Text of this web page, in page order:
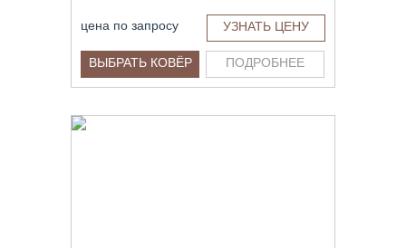
цена по запросу УЗНАТЬ ЦЕНУ
ВЫБРАТЬ КОВЁР ПОДРОБНЕЕ